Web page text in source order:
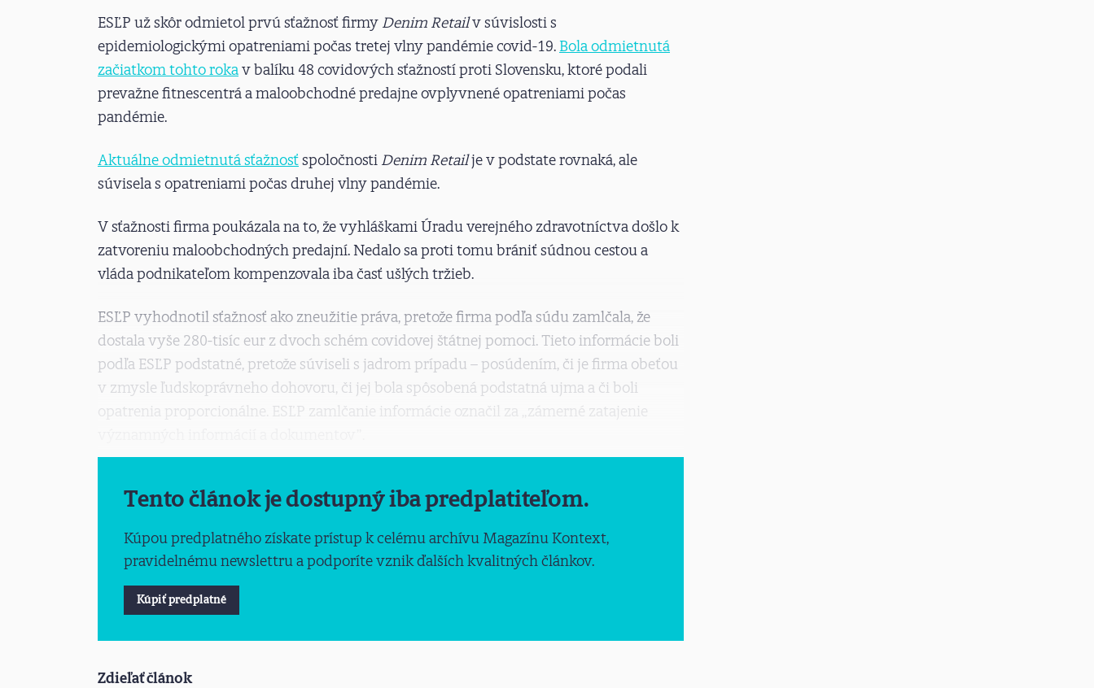
ESĽP už skôr odmietol prvú sťažnosť firmy Denim Retailv súvislosti s
epidemiologickými opatreniami počas tretej vlny pandémie covid-19.Bola odmietnutá
začiatkom tohto rokav balíku 48 covidových sťažností proti Slovensku, ktoré podali
prevažne fitnescentrá a maloobchodné predajne ovplyvnené opatreniami počas
pandémie.
Aktuálne odmietnutá sťažnosťspoločnosti Denim Retailje v podstate rovnaká, ale
súvisela s opatreniami počas druhej vlny pandémie.
V sťažnosti firma poukázala na to, že vyhláškami Úradu verejného zdravotníctva došlo k
zatvoreniu maloobchodných predajní. Nedalo sa proti tomu brániť súdnou cestou a
vláda podnikateľom kompenzovala iba časť ušlých tržieb.
ESĽP vyhodnotil sťažnosť ako zneužitie práva, pretože firma podľa súdu zamlčala, že
dostala vyše 280-tisíc eur z dvoch schém covidovej štátnej pomoci. Tieto informácie boli
podľa ESĽP podstatné, pretože súviseli s jadrom prípadu – posúdením, či je firma obeťou
v zmysle ľudskoprávneho dohovoru, či jej bola spôsobená podstatná ujma a či boli
opatrenia proporcionálne. ESĽP zamlčanie informácie označil za „zámerné zatajenie
Tento článok je dostupný iba predplatiteľom.
Kúpou predplatného získate prístup k celému archívu Magazínu Kontext,
pravidelnému newslettru a podporíte vznik ďalších kvalitných článkov.
Kúpiť predplatné
Zdieľať článok